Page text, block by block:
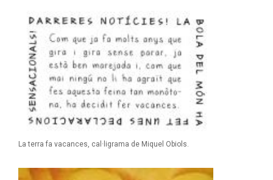
La terra fa vacances, cal·ligrama de Miquel Obiols.